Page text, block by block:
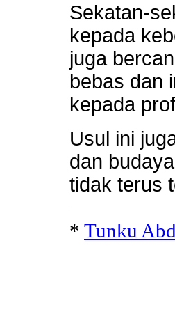
Sekatan-
kepada
juga
bebas dan
kepada
Usul ini
dan
tidak terus
* Tunku